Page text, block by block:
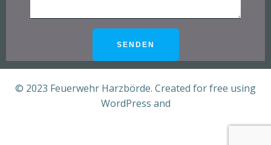
© 2023 Feuerwehr Harzbörde. Created for free using
WordPress and